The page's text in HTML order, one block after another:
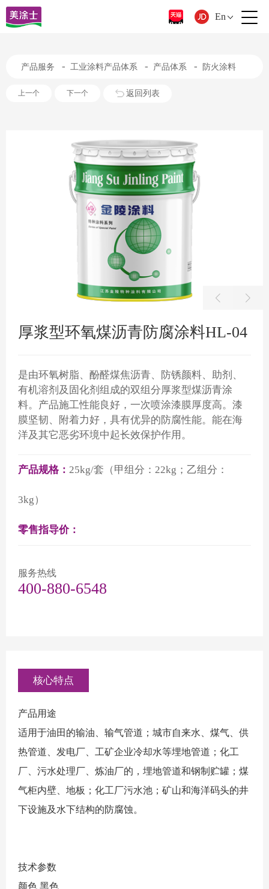
En
产品服务 - 工业涂料产品体系 - 产品体系 - 防火涂料
上一个 下一个 返回列表
厚浆型环氧煤沥青防腐涂料HL-04
是由环氧树脂、酚醛煤焦沥青、防锈颜料、助剂、
有机溶剂及固化剂组成的双组分厚浆型煤沥青涂
料。产品施工性能良好，一次喷涂漆膜厚度高。漆
膜坚韧、附着力好，具有优异的防腐性能。能在海
洋及其它恶劣环境中起长效保护作用。
产品规格： 25kg/套（甲组分：22kg；乙组分：
3kg）
零售指导价：
服务热线
400-880-6548
核心特点
产品用途
适用于油田的输油、输气管道；城市自来水、煤气、供
热管道、发电厂、工矿企业冷却水等埋地管道；化工
厂、污水处理厂、炼油厂的，埋地管道和钢制贮罐；煤
气柜内壁、地板；化工厂污水池；矿山和海洋码头的井
下设施及水下结构的防腐蚀。
技术参数
颜色 黑色